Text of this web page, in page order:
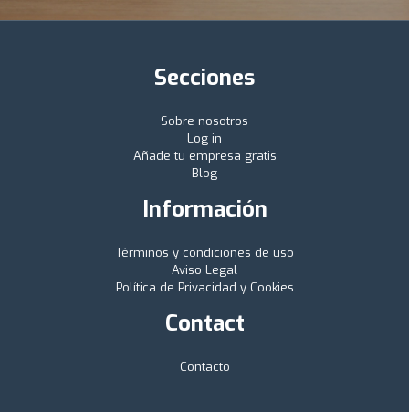
Secciones
Sobre nosotros
Log in
Añade tu empresa gratis
Blog
Información
Términos y condiciones de uso
Aviso Legal
Política de Privacidad y Cookies
Contact
Contacto